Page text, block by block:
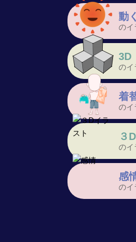
動
のイ
3D
のイ
着
のイ
３
のイ
感
のイ